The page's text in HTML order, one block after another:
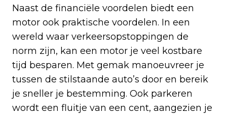
Naast de financiële voordelen biedt een
motor ook praktische voordelen. In een
wereld waar verkeersopstoppingen de
norm zijn, kan een motor je veel kostbare
tijd besparen. Met gemak manoeuvreer je
tussen de stilstaande auto’s door en bereik
je sneller je bestemming. Ook parkeren
wordt een fluitje van een cent, aangezien je